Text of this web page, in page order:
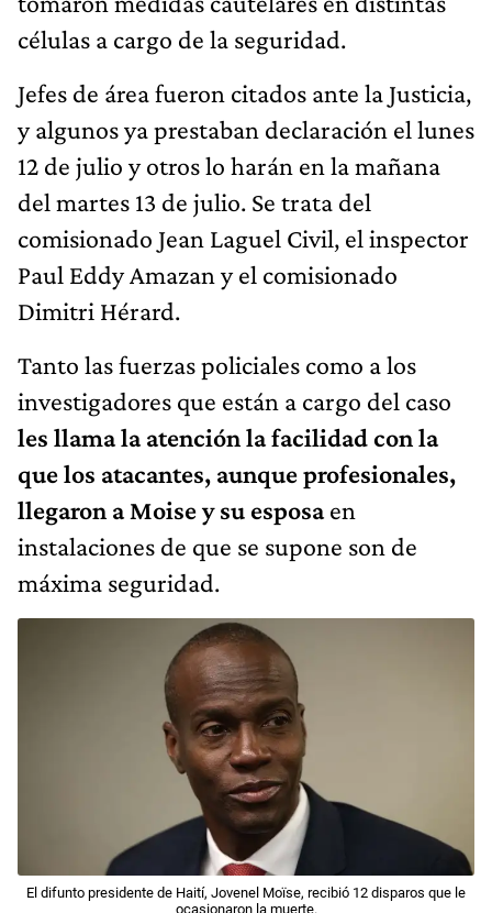
células a cargo de la seguridad.
Jefes de área fueron citados ante la Justicia,
y algunos ya prestaban declaración el lunes
12 de julio y otros lo harán en la mañana
del martes 13 de julio. Se trata del
comisionado Jean Laguel Civil, el inspector
Paul Eddy Amazan y el comisionado
Dimitri Hérard.
Tanto las fuerzas policiales como a los
investigadores que están a cargo del caso
les llama la atención la facilidad con la
que los atacantes, aunque profesionales,
llegaron a Moise y su esposaen
instalaciones de que se supone son de
máxima seguridad.
El difunto presidente de Haití, Jovenel Moïse, recibió 12 disparos que le
ocasionaron la muerte.